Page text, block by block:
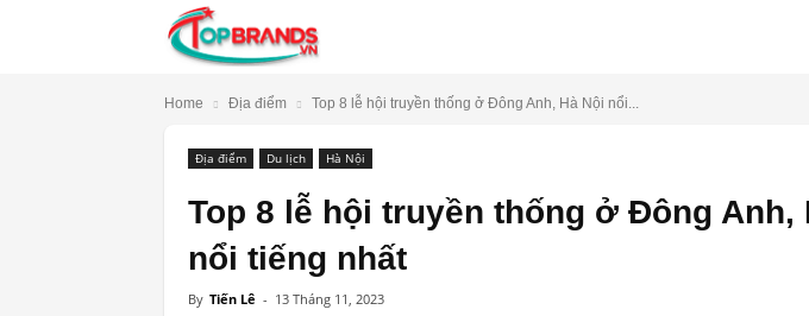
Home Địa điểm Top 8 lễ hội truyền thống ở Đông Anh, Hà Nội nổi...
Địa điểm Du lịch Hà Nội
Top 8 lễ hội truyền thống ở Đông Anh,
nổi tiếng nhất
By Tiến Lê - 13 Tháng 11, 2023